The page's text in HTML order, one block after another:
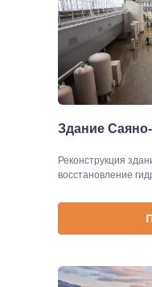
Здание
Реконструкция
восстановление